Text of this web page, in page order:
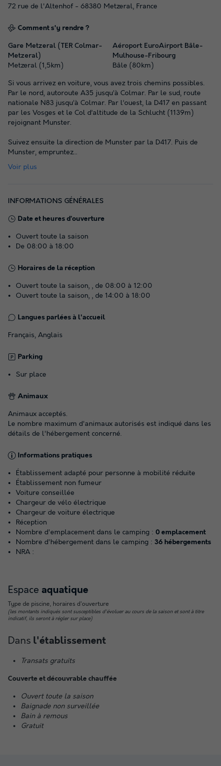
72 rue de l'Altenhof - 68380 Metzeral, France
Comment s'y rendre ?
Gare Metzeral (TER Colmar-
Metzeral)
Metzeral (1,5km)
Aéroport EuroAirport Bâle-
Mulhouse-Fribourg
Bâle (80km)
Si vous arrivez en voiture, vous avez trois chemins possibles.
Par le nord, autoroute A35 jusqu’à Colmar. Par le sud, route
nationale N83 jusqu’à Colmar. Par l’ouest, la D417 en passant
par les Vosges et le Col d’altitude de la Schlucht (1139m)
rejoignant Munster.
Suivez ensuite la direction de Munster par la D417. Puis de
Munster, empruntez...
Voir plus
INFORMATIONS GÉNÉRALES
Date et heures d’ouverture
Ouvert toute la saison
De 08:00 à 18:00
Horaires de la réception
Ouvert toute la saison, , de 08:00 à 12:00
Ouvert toute la saison, , de 14:00 à 18:00
Langues parlées à l'accueil
Français, Anglais
Parking
Sur place
Animaux
Animaux acceptés.
Le nombre maximum d'animaux autorisés est indiqué dans les
détails de l'hébergement concerné.
Informations pratiques
Établissement adapté pour personne à mobilité réduite
Établissement non fumeur
Voiture conseillée
Chargeur de vélo électrique
Chargeur de voiture électrique
Réception
Nombre d'emplacement dans le camping : 0 emplacement
Nombre d'hébergement dans le camping : 36 hébergements
NRA :
Espace aquatique
Type de piscine, horaires d'ouverture
(les montants indiqués sont susceptibles d'évoluer au cours de la saison et sont à titre
indicatif, ils seront à régler sur place)
Dans l'établissement
Transats gratuits
Couverte et découvrable chauffée
Ouvert toute la saison
Baignade non surveillée
Bain à remous
Gratuit